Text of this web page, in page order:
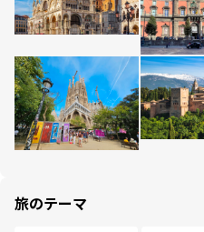
旅のテーマ